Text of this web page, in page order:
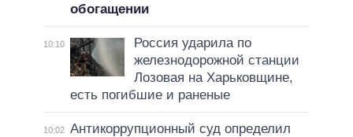
обогащении
10:10
Россия ударила по
железнодорожной станции
Лозовая на Харьковщине,
есть погибшие и раненые
10:02 Антикоррупционный суд определил